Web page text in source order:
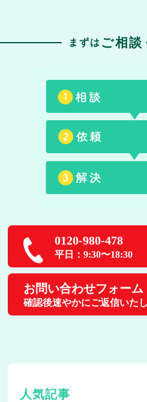
まずは ご相談
0120-980-478
平日：9:30〜18:30
お問い合わせフォーム
確認後速やかにご返信いた
人気記事